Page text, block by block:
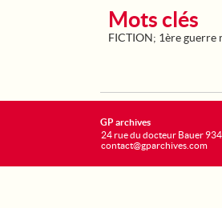
Mots clés
FICTION; 1ère guerre
GP archives
24 rue du docteur Bauer
contact@gparchives.com